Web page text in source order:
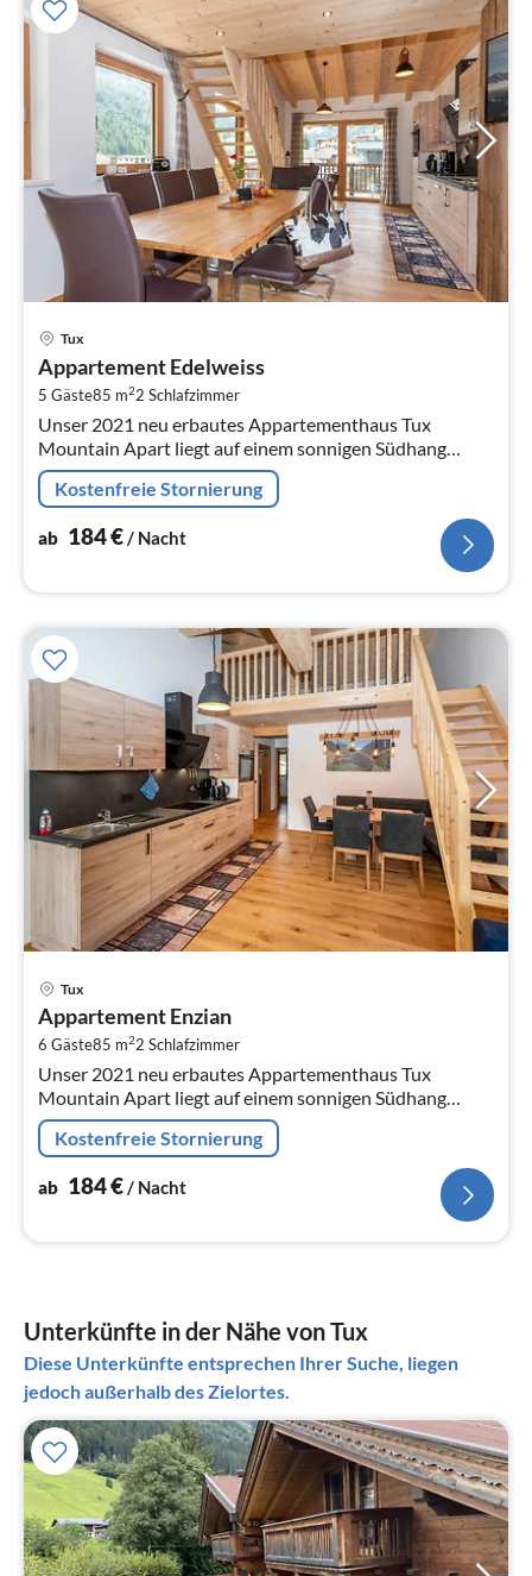
Tux
Appartement Edelweiss
5 Gäste85 m22 Schlafzimmer
Unser 2021 neu erbautes Appartementhaus Tux
Mountain Apart liegt auf einem sonnigen Südhang
zwischen Lanersbach und Hintertux im Ortsgebiet von
Juns auf ca. 1350m Seehöhe.
Kostenfreie Stornierung
ab 184€/ Nacht
Tux
Appartement Enzian
6 Gäste85 m22 Schlafzimmer
Unser 2021 neu erbautes Appartementhaus Tux
Mountain Apart liegt auf einem sonnigen Südhang
zwischen Lanersbach und Hintertux im Ortsgebiet von
Juns auf ca. 1350m Seehöhe.
Kostenfreie Stornierung
ab 184€/ Nacht
Unterkünfte in der Nähe von Tux
Diese Unterkünfte entsprechen Ihrer Suche, liegen
jedoch außerhalb des Zielortes.